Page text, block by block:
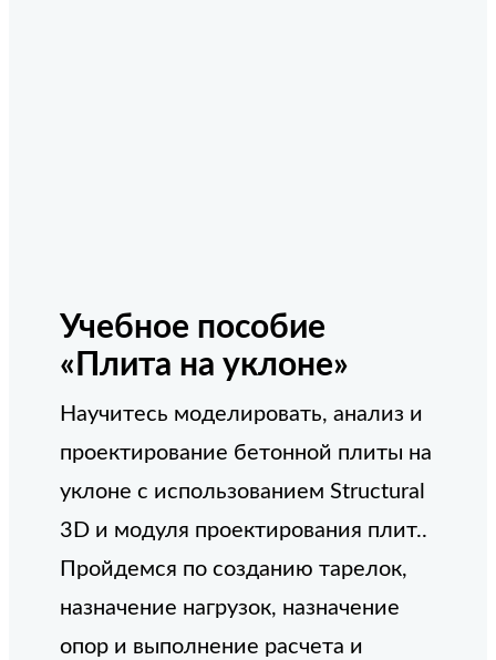
Учебное пособие
«Плита на уклоне»
Научитесь моделировать, анализ и
проектирование бетонной плиты на
уклоне с использованием Structural
3D и модуля проектирования плит..
Пройдемся по созданию тарелок,
назначение нагрузок, назначение
опор и выполнение расчета и